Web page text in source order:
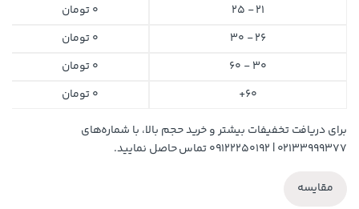
21 - 25
0تومان
26 - 30
0تومان
30 - 60
0تومان
60+
0تومان
برای دریافت تخفیفات بیشتر و خرید حجم بالا، با شماره‌های
۰۲۱۳۳۹۹۹۳۷۷ | ۰۹۱۲۲۲۵۰۱۹۲ تماس حاصل نمایید.
مقایسه